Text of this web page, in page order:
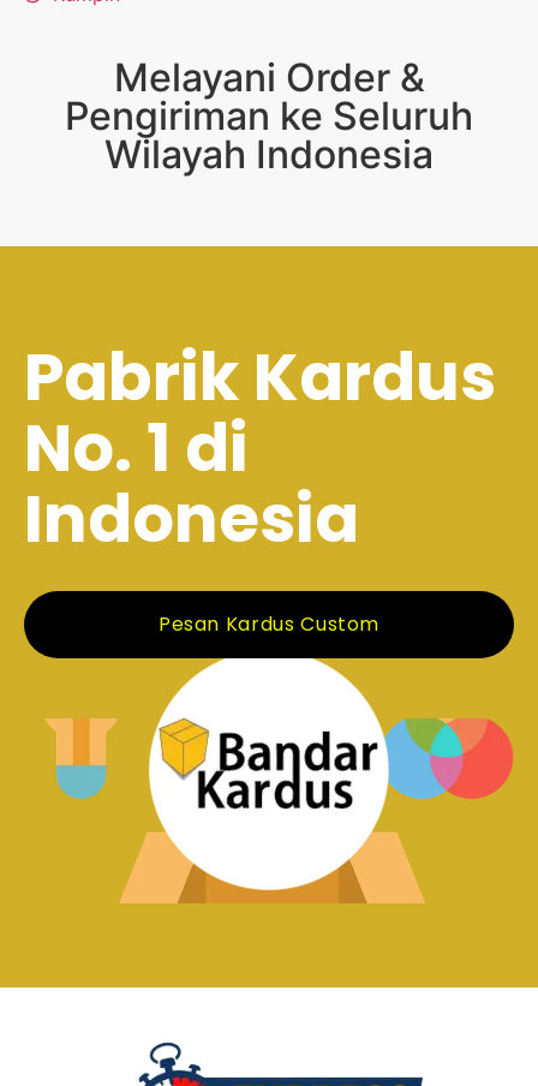
Melayani Order &
Pengiriman ke Seluruh
Wilayah Indonesia
Pabrik Kardus
No. 1 di
Indonesia
Pesan Kardus Custom